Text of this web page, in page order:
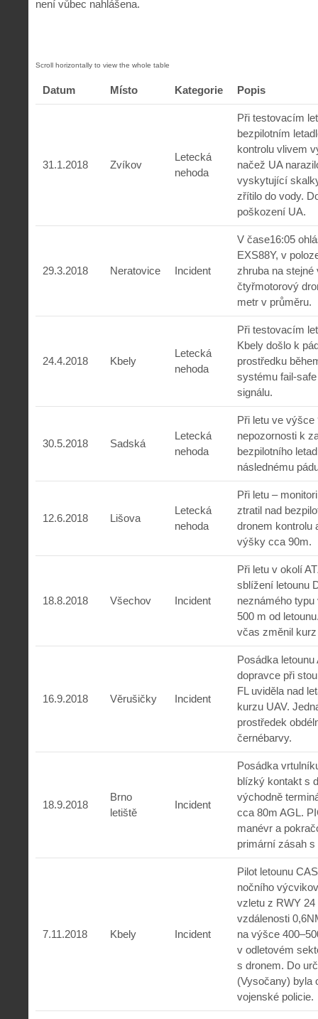
není vůbec nahlášena.
Datum Místo Kategorie Popis
31.1.2018 Zvíkov
Letecká
nehoda
Při testovacím
bezpilotním
kontrolu vlivem
načež UA
vyskytující
zřítilo do vody.
poškození UA.
29.3.2018 Neratovice Incident
V čase16:05
EXS88Y, v
zhruba na stejné
čtyřmotorový
metr v průměru.
24.4.2018 Kbely
Letecká
nehoda
Při testovacím
Kbely došlo k
prostředku
systému fail-
signálu.
30.5.2018 Sadská
Letecká
nehoda
Při letu ve
nepozornosti k
bezpilotního
následnému
12.6.2018 Lišova
Letecká
nehoda
Při letu –
ztratil nad
dronem kontrolu
výšky cca 90m.
18.8.2018 Všechov Incident
Při letu v okolí
sblížení letounu
neznámého
500 m od
včas změnil
16.9.2018 Věrušičky Incident
Posádka
dopravce při
FL uviděla nad
kurzu UAV.
prostředek
černébarvy.
18.9.2018
Brno
letiště
Incident
Posádka
blízký kontakt s
východně
cca 80m AGL.
manévr a
primární zásah
7.11.2018 Kbely Incident
Pilot letounu
nočního
vzletu z RWY 24
vzdálenosti
na výšce
v odletovém
s dronem. Do
(Vysočany) byla
vojenské policie.